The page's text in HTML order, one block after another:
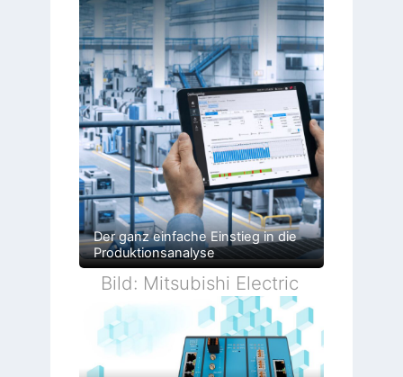
Der ganz einfache Einstieg in die
Produktionsanalyse
Bild: Mitsubishi Electric